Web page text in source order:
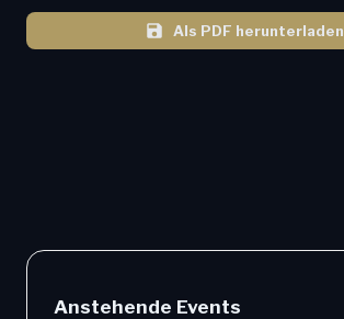
Als PDF herunterladen
Anstehende Events